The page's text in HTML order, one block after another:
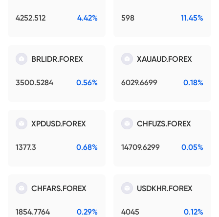
4252.512 4.42% 598 11.45%
BRLIDR.FOREX
3500.5284 0.56%
XAUAUD.FOREX
6029.6699 0.18%
XPDUSD.FOREX
1377.3 0.68%
CHFUZS.FOREX
14709.6299 0.05%
CHFARS.FOREX
1854.7764 0.29%
USDKHR.FOREX
4045 0.12%